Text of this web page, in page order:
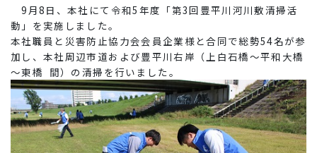
海外事業
NISEKO PROJECTS
閉じる
9 月8日、本社にて令和5年度「第3回豊平川河川敷清掃活
動」を実施しました。
本社職員と災害防止協力会会員企業様と合同で総勢54名が参
加し、本社周辺市道および豊平川右岸（上白石橋～平和大橋
～東橋 間）の清掃を行いました。